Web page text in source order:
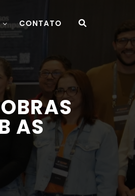
CONTATO
AS